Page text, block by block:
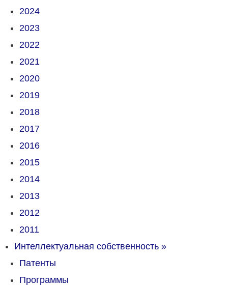
2024
2023
2022
2021
2020
2019
2018
2017
2016
2015
2014
2013
2012
2011
Интеллектуальная собственность »
Патенты
Программы